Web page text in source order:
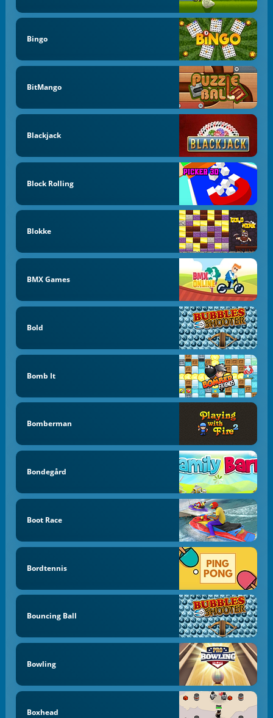
Bingo
BitMango
Blackjack
Block Rolling
Blokke
BMX Games
Bold
Bomb It
Bomberman
Bondegård
Boot Race
Bordtennis
Bouncing Ball
Bowling
Boxhead